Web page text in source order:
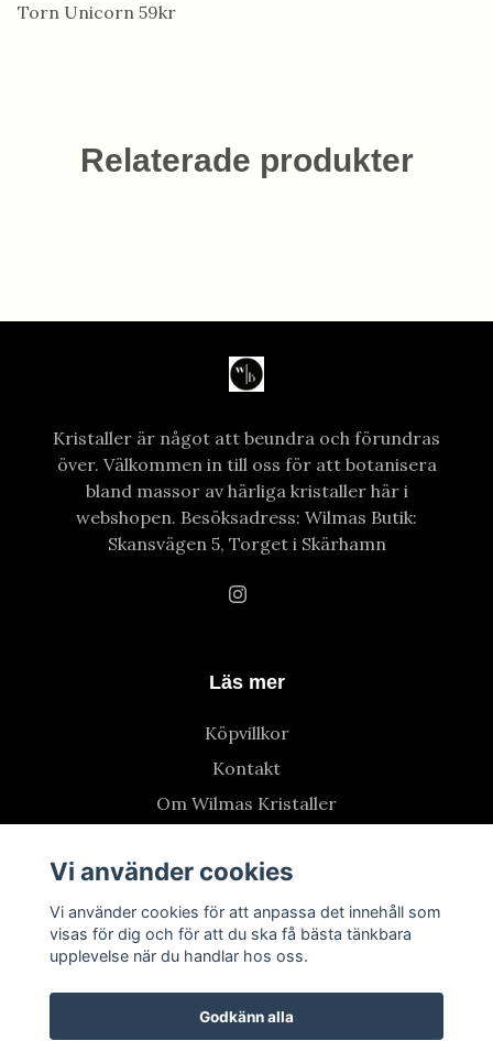
Torn Unicorn 59kr
Relaterade produkter
Kristaller är något att beundra och förundras
över. Välkommen in till oss för att botanisera
bland massor av härliga kristaller här i
webshopen. Besöksadress: Wilmas Butik:
Skansvägen 5, Torget i Skärhamn
Läs mer
Köpvillkor
Kontakt
Om Wilmas Kristaller
Vi använder cookies
Vi använder cookies för att anpassa det innehåll som
visas för dig och för att du ska få bästa tänkbara
upplevelse när du handlar hos oss.
Godkänn alla